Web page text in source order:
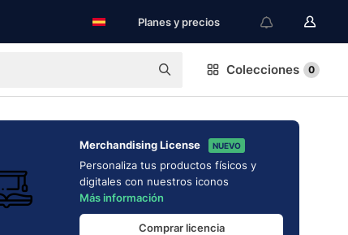
Planes y precios
Colecciones 0
Merchandising License NUEVO
Personaliza tus productos físicos y
digitales con nuestros iconos
Más información
Comprar licencia